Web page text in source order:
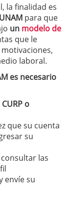
la finalidad es
para que
un modelo de
que le
laboral.
es necesario
CURP o
que su cuenta
su
las
envíe su